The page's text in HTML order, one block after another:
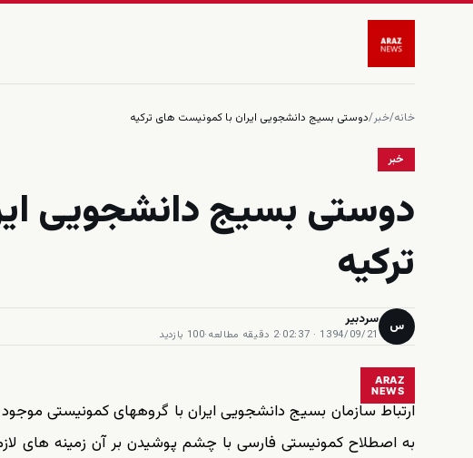
خانه/خبر/دوستی بسیج دانشجویی ایران با کمونیست های ترکیه
خبر
دوستی بسیج دانشجویی
ترکیه
س سردبیر
1394/09/21 · 02:37
·2 دقیقه مطالعه ·100 بازدید
ARAZ
NEWS
ارتباط سازمان بسیج دانشجویی ایران با گروههای کمونیستی
به اصطلاح کمونیستی فارسی با چشم پوشیدن بر آن زمینه های